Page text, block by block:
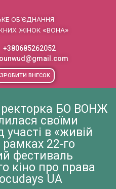
ОБ’ЄДНАННЯ
ЖІНОК «ВОНА»
+380685262052
ЗРОБИТИ ВНЕСОК
БО ВОНЖ
своїми
в «живій
рамках 22-го
фестиваль
кіно про права
UA